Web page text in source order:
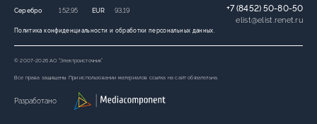
Политика конфиденциальности и обработки персональных данных.
Серебро 152,95 EUR 93,19 +7 (8452) 50-80-50
elist@elist.renet.ru
© 2007-2026 АО “Электроисточник”
Все права защищены. При использовании материалов ссылка на сайт обязательна.
Разработано